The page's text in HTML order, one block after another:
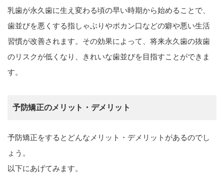
乳歯が永久歯に生え変わる頃の早い時期から始めることで、
歯並びを悪くする指しゃぶりやポカン口などの癖や悪い生活
習慣が改善されます。その効果によって、将来永久歯の抜歯
のリスクが低くなり、きれいな歯並びを目指すことができま
す。
予防矯正のメリット・デメリット
予防矯正をするとどんなメリット・デメリットがあるのでし
ょう。
以下にあげてみます。